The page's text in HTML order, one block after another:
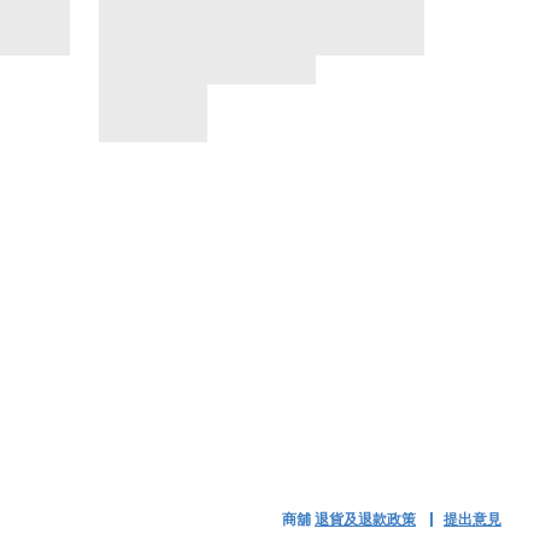
商舖退貨及退款政策 提出意見